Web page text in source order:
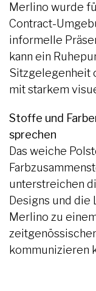
Merlino wurde
Contract-
informelle
kann ein
Sitzgelegenheit
mit starkem
Stoffe und
sprechen
Das weiche
unterstreichen
Designs und die
Merlino zu
kommunizieren